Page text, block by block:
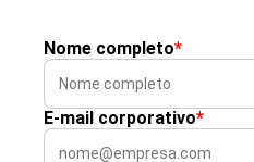
Nome completo*
E-mail corporativo*